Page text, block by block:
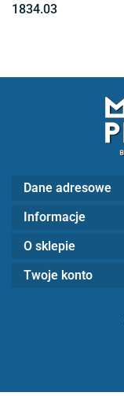
1834.03
Dane adresowe
Informacje
O sklepie
Twoje konto